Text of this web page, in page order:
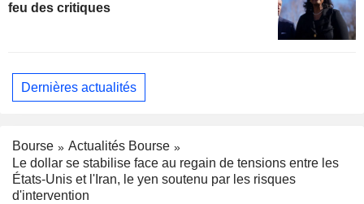
feu des critiques
Dernières actualités
Bourse
Actualités Bourse
Le dollar se stabilise face au regain de tensions entre les
États-Unis et l'Iran, le yen soutenu par les risques
d'intervention